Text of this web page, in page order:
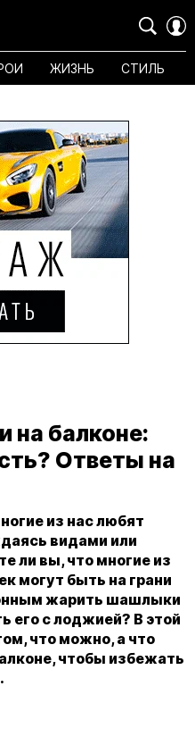
ЖИЗНЬ СТИЛЬ
балконе:
Ответы на
из нас любят
видами или
ли вы, что многие из
могут быть на грани
жарить шашлыки
его с лоджией? В этой
что можно, а что
чтобы избежать